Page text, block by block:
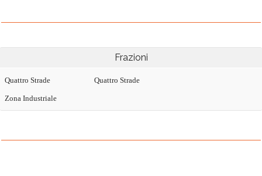
Frazioni
Quattro Strade Quattro Strade
Zona Industriale